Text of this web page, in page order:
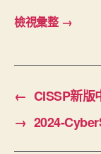
檢視彙整 →
← CISSP新版
→ 2024-